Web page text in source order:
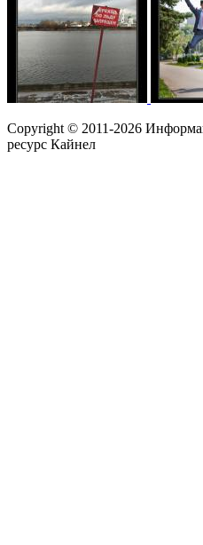
Copyright © 2011-2026
ресурс Кайнел